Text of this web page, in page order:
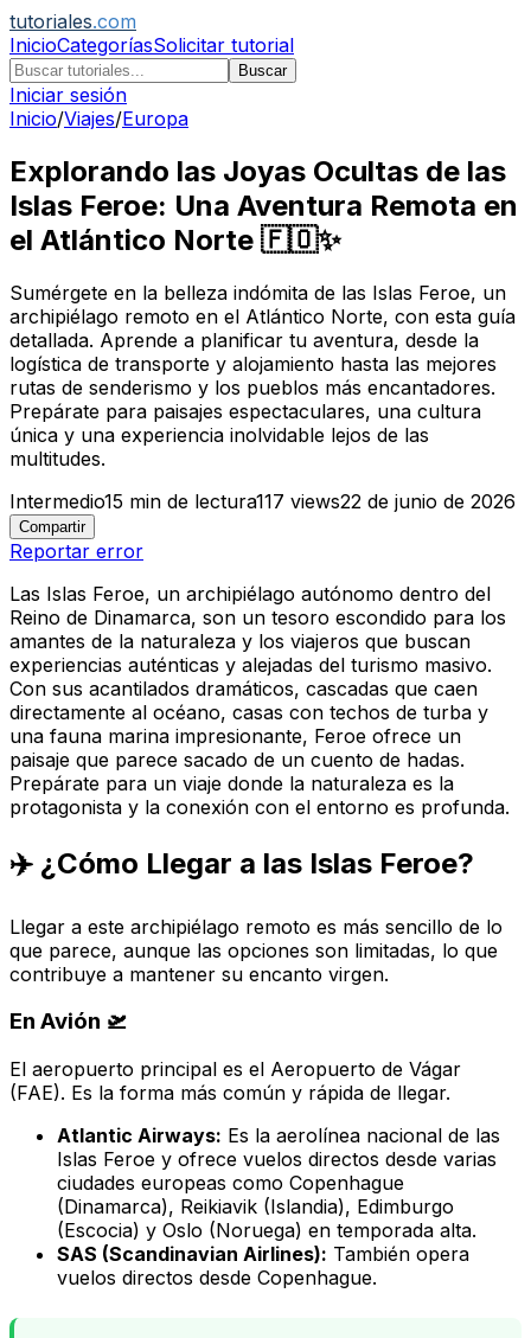
tutoriales.com
InicioCategoríasSolicitar tutorial
Buscar
Iniciar sesión
Inicio/Viajes/Europa
Explorando las Joyas Ocultas de las
Islas Feroe: Una Aventura Remota en
el Atlántico Norte 🇫🇴✨
Sumérgete en la belleza indómita de las Islas Feroe, un
archipiélago remoto en el Atlántico Norte, con esta guía
detallada. Aprende a planificar tu aventura, desde la
logística de transporte y alojamiento hasta las mejores
rutas de senderismo y los pueblos más encantadores.
Prepárate para paisajes espectaculares, una cultura
única y una experiencia inolvidable lejos de las
multitudes.
Intermedio15 min de lectura117 views22 de junio de 2026
Compartir
Reportar error
Las Islas Feroe, un archipiélago autónomo dentro del
Reino de Dinamarca, son un tesoro escondido para los
amantes de la naturaleza y los viajeros que buscan
experiencias auténticas y alejadas del turismo masivo.
Con sus acantilados dramáticos, cascadas que caen
directamente al océano, casas con techos de turba y
una fauna marina impresionante, Feroe ofrece un
paisaje que parece sacado de un cuento de hadas.
Prepárate para un viaje donde la naturaleza es la
protagonista y la conexión con el entorno es profunda.
✈️ ¿Cómo Llegar a las Islas Feroe?
Llegar a este archipiélago remoto es más sencillo de lo
que parece, aunque las opciones son limitadas, lo que
contribuye a mantener su encanto virgen.
En Avión 🛫
El aeropuerto principal es el Aeropuerto de Vágar
(FAE). Es la forma más común y rápida de llegar.
Atlantic Airways: Es la aerolínea nacional de las
Islas Feroe y ofrece vuelos directos desde varias
ciudades europeas como Copenhague
(Dinamarca), Reikiavik (Islandia), Edimburgo
(Escocia) y Oslo (Noruega) en temporada alta.
SAS (Scandinavian Airlines): También opera
vuelos directos desde Copenhague.